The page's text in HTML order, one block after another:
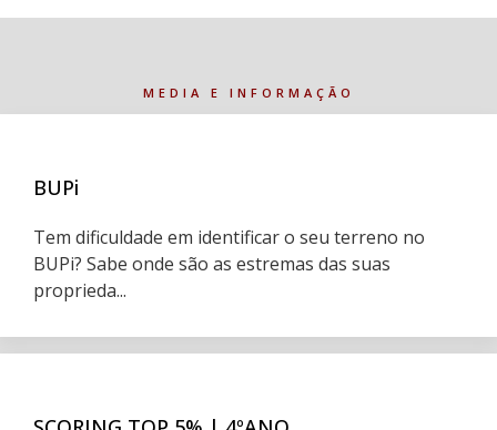
MEDIA E INFORMAÇÃO
BUPi
Tem dificuldade em identificar o seu terreno no
BUPi? Sabe onde são as estremas das suas
proprieda...